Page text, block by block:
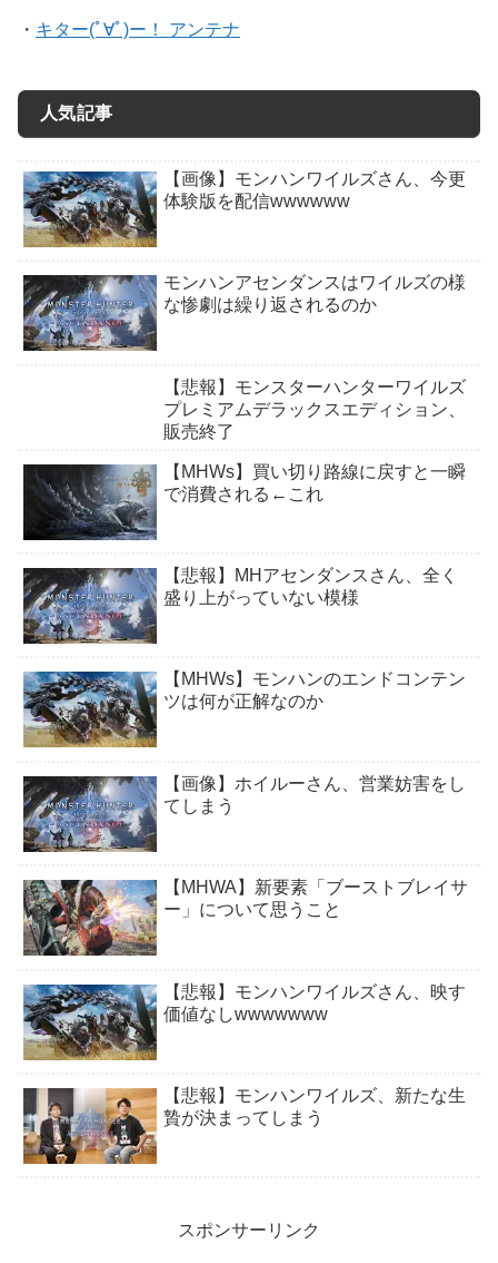
・ キター(ﾟ∀ﾟ)ー！ アンテナ
人気記事
【画像】モンハンワイルズさん、今更
体験版を配信wwwwww
モンハンアセンダンスはワイルズの様
な惨劇は繰り返されるのか
【悲報】モンスターハンターワイルズ
プレミアムデラックスエディション、
販売終了
【MHWs】買い切り路線に戻すと一瞬
で消費される←これ
【悲報】MHアセンダンスさん、全く
盛り上がっていない模様
【MHWs】モンハンのエンドコンテン
ツは何が正解なのか
【画像】ホイルーさん、営業妨害をし
てしまう
【MHWA】新要素「ブーストブレイサ
ー」について思うこと
【悲報】モンハンワイルズさん、映す
価値なしwwwwwww
【悲報】モンハンワイルズ、新たな生
贄が決まってしまう
スポンサーリンク